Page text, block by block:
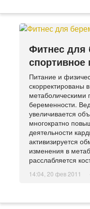
Фитнес для
спортивное
Питание и
скорректированы
метаболическими
беременности.
увеличивается
многократно
деятельности
активизируется
изменения в
расслабляется
14:04, 20 фев 2011